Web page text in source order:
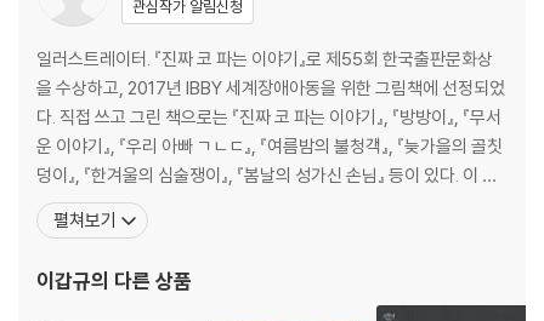
관심작가 알림신청
일러스트레이터. 『진짜 코 파는 이야기』로 제55회 한국출판문화상
을 수상하고, 2017년 IBBY 세계장애아동을 위한 그림책에 선정되었
다. 직접 쓰고 그린 책으로는 『진짜 코 파는 이야기』, 『방방이』, 『무서
운 이야기』, 『우리 아빠 ㄱㄴㄷ』, 『여름밤의 불청객』, 『늦가을의 골칫
덩이』, 『한겨울의 심술쟁이』, 『봄날의 성가신 손님』 등이 있다. 이 외
에도 300권이 넘는 책에 그림을 그렸으며, 기업 홈페이지 일러스트,
공연 포스터 일러스트, 월그래픽, 캘린더, 제품, 광고, 사보 일러스트
러스트와 드로잉을, 창
펼쳐보기
이갑규의 다른 상품